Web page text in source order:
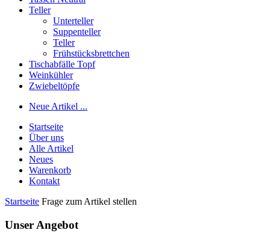
Teller
Unterteller
Suppenteller
Teller
Frühstücksbrettchen
Tischabfälle Topf
Weinkühler
Zwiebeltöpfe
Neue Artikel ...
Startseite
Über uns
Alle Artikel
Neues
Warenkorb
Kontakt
Startseite Frage zum Artikel stellen
Unser Angebot